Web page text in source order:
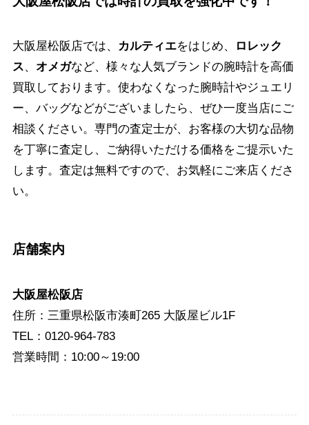
大阪屋松阪店では、 カルティエをはじめ、
ロレック
ス、 オメガなど、様々な人気ブランドの腕時計を高価
買取しております。使わなくなった腕時計やジュエリ
ー、バッグなどがございましたら、ぜひ一度当店にご
相談ください。専門の査定士が、お客様の大切な品物
を丁寧に査定し、ご納得いただける価格をご提示いた
します。査定は無料ですので、お気軽にご来店くださ
い。
店舗案内
大阪屋松阪店
住所：三重県松阪市湊町265 大阪屋ビル1F
TEL：0120-964-783
営業時間：10:00～19:00